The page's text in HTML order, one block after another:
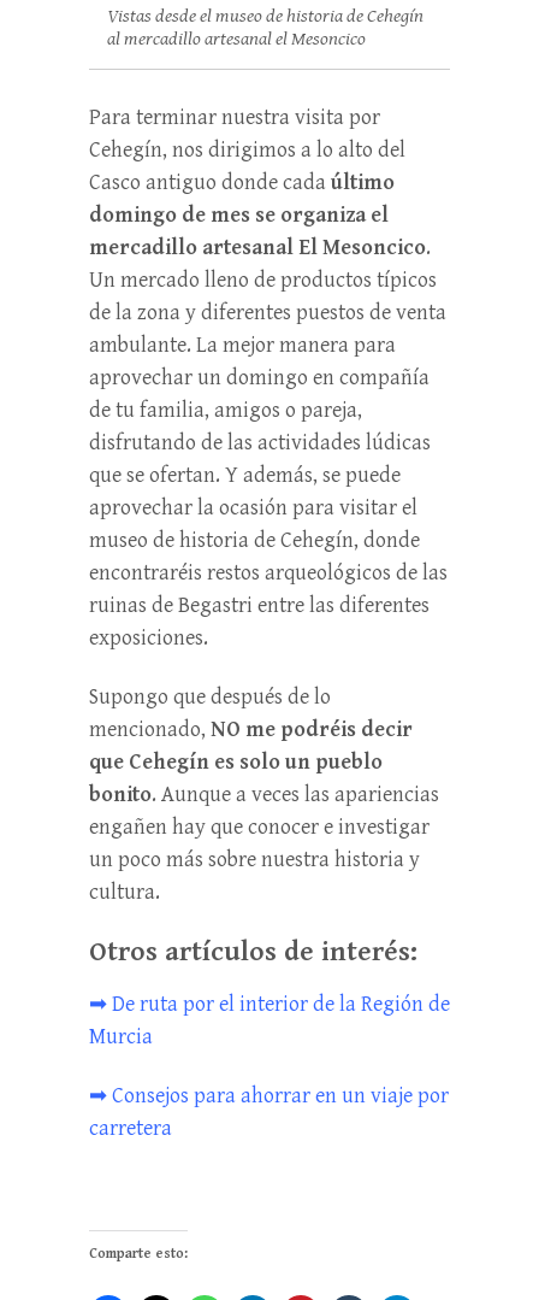
Vistas desde el museo de historia de Cehegín
al mercadillo artesanal el Mesoncico
Para terminar nuestra visita por
Cehegín, nos dirigimos a lo alto del
Casco antiguo donde cada último
domingo de mes se organiza el
mercadillo artesanal El Mesoncico.
Un mercado lleno de productos típicos
de la zona y diferentes puestos de venta
ambulante. La mejor manera para
aprovechar un domingo en compañía
de tu familia, amigos o pareja,
disfrutando de las actividades lúdicas
que se ofertan. Y además, se puede
aprovechar la ocasión para visitar el
museo de historia de Cehegín, donde
encontraréis restos arqueológicos de las
ruinas de Begastri entre las diferentes
exposiciones.
Supongo que después de lo
mencionado, NO me podréis decir
que Cehegín es solo un pueblo
bonito. Aunque a veces las apariencias
engañen hay que conocer e investigar
un poco más sobre nuestra historia y
cultura.
Otros artículos de interés:
➡De ruta por el interior de la Región de
Murcia
➡Consejos para ahorrar en un viaje por
carretera
Comparte esto: